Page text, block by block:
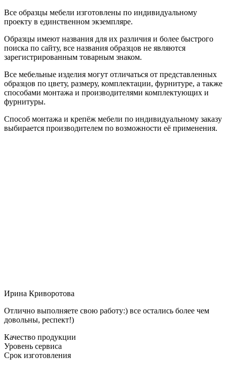
Все образцы мебели изготовлены по индивидуальному
проекту в единственном экземпляре.
Образцы имеют названия для их различия и более быстрого
поиска по сайту, все названия образцов не являются
зарегистрированным товарным знаком.
Все мебельные изделия могут отличаться от представленных
образцов по цвету, размеру, комплектации, фурнитуре, а также
способами монтажа и производителями комплектующих и
фурнитуры.
Способ монтажа и крепёж мебели по индивидуальному заказу
выбирается производителем по возможности её применения.
Ирина Криворотова
Отлично выполняете свою работу:) все остались более чем
довольны, респект!)
Качество продукции
Уровень сервиса
Срок изготовления